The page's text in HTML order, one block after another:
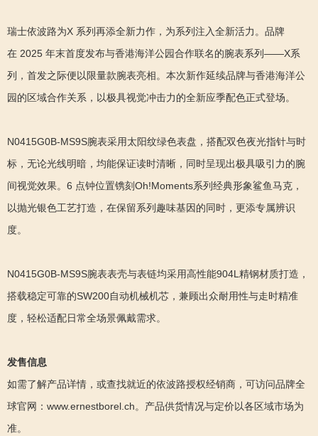
瑞士依波路为X 系列再添全新力作，为系列注入全新活力。品牌
在 2025 年末首度发布与香港海洋公园合作联名的腕表系列——X系
列，首发之际便以限量款腕表亮相。本次新作延续品牌与香港海洋公
园的区域合作关系，以极具视觉冲击力的全新应季配色正式登场。
N0415G0B-MS9S腕表采用太阳纹绿色表盘，搭配双色夜光指针与时
标，无论光线明暗，均能保证读时清晰，同时呈现出极具吸引力的腕
间视觉效果。6 点钟位置镌刻Oh!Moments系列经典形象鲨鱼马克，
以抛光银色工艺打造，在保留系列趣味基因的同时，更添专属辨识
度。
N0415G0B-MS9S腕表表壳与表链均采用高性能904L精钢材质打造，
搭载稳定可靠的SW200自动机械机芯，兼顾出众耐用性与走时精准
度，轻松适配日常全场景佩戴需求。
发售信息
如需了解产品详情，或查找就近的依波路授权经销商，可访问品牌全
球官网：www.ernestborel.ch。产品供货情况与定价以各区域市场为
准。